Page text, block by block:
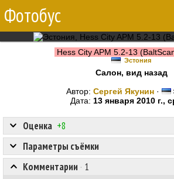
Фотобус
Hess City APM 5.2-13
Эстония
Салон, вид назад
Автор: Сергей Якунин ·
Дата: 13 января 2010 г.,
Оценка +8
Параметры съёмки
Комментарии · 1